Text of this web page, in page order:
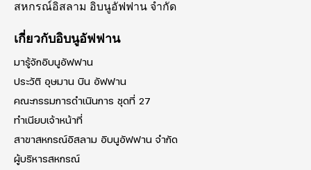
สหกรณ์อิสลาม อิบนูอัฟฟาน จำกัด
เกี่ยวกับอิบนูอัฟฟาน
มารู้จักอิบนูอัฟฟาน
ประวัติ อุษมาน บิน อัฟฟาน
คณะกรรมการดำเนินการ ชุดที่ 27
ทำเนียบเจ้าหน้าที่
สาขาสหกรณ์อิสลาม อิบนูอัฟฟาน จำกัด
ผู้บริหารสหกรณ์